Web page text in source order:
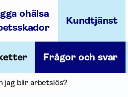
ohälsa
Kundtjänst
Frågor och svar
jag blir arbetslös?